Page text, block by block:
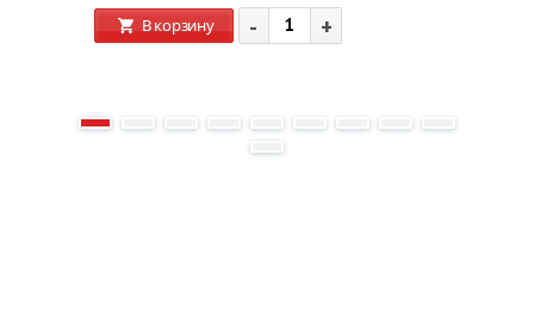
В корзину - +